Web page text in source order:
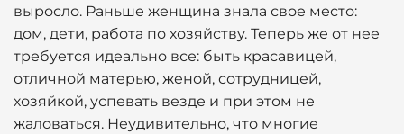
выросло. Раньше женщина знала свое место:
дом, дети, работа по хозяйству. Теперь же от нее
требуется идеально все: быть красавицей,
отличной матерью, женой, сотрудницей,
хозяйкой, успевать везде и при этом не
жаловаться. Неудивительно, что многие